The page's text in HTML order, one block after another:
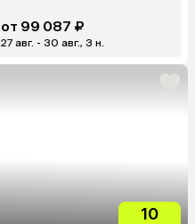
от 99 087 ₽
27 авг. - 30 авг., 3 н.
10